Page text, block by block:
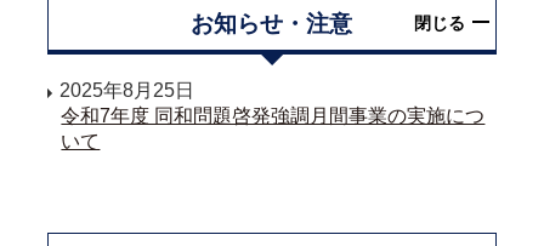
お知らせ・注意 閉じる
2025年8月25日
令和7年度 同和問題啓発強調月間事業の実施につ
いて